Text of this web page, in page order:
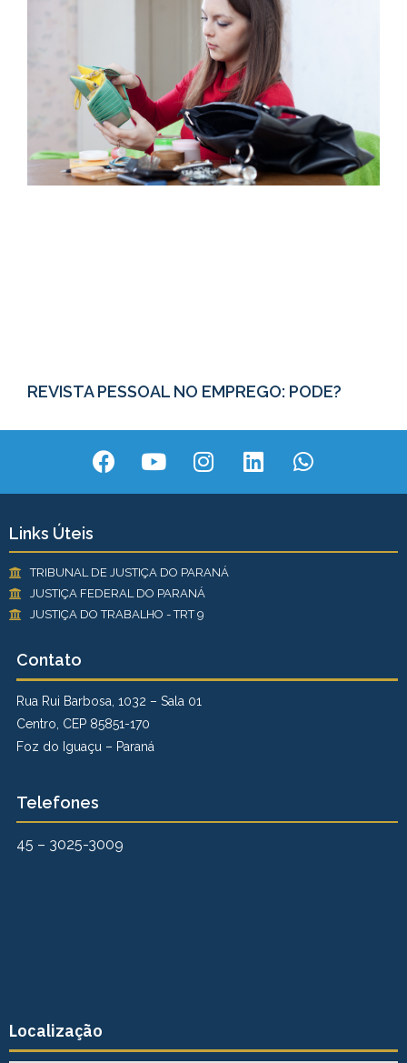
REVISTA PESSOAL NO EMPREGO: PODE?
Links Úteis
TRIBUNAL DE JUSTIÇA DO PARANÁ
JUSTIÇA FEDERAL DO PARANÁ
JUSTIÇA DO TRABALHO - TRT 9
Contato
Rua Rui Barbosa, 1032 – Sala 01
Centro, CEP 85851-170
Foz do Iguaçu – Paraná
Telefones
45 – 3025-3009
Localização